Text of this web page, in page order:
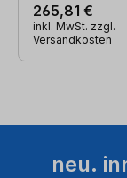
265,81 €
inkl. MwSt. zzgl.
Versandkosten
neu.